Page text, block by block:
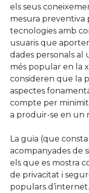
els seus
mesura preventiva
tecnologies amb
usuaris que
dades personals al
més popular en la
consideren que la
aspectes
compte per
a produir-se en un
La guia (que
acompanyades de
els que es mostra
de privacitat i
populars d’internet.